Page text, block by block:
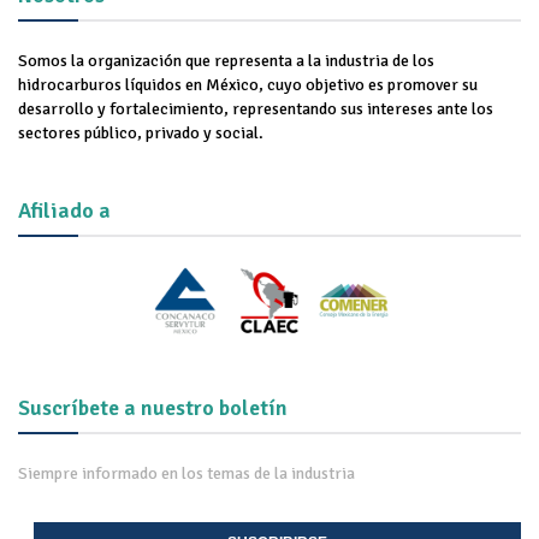
Somos la organización que representa a la industria de los
hidrocarburos líquidos en México, cuyo objetivo es promover su
desarrollo y fortalecimiento, representando sus intereses ante los
sectores público, privado y social.
Afiliado a
Suscríbete a nuestro boletín
Siempre informado en los temas de la industria